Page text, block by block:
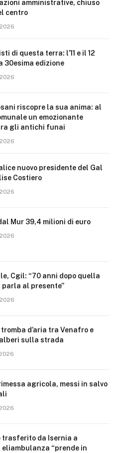
amministrative, chiuso
centro
di questa terra: l’11 e il 12
30esima edizione
riscopre la sua anima: al
un emozionante
gli antichi funai
nuovo presidente del Gal
Costiero
Mur 39,4 milioni di euro
Cgil: “70 anni dopo quella
al presente”
d’aria tra Venafro e
sulla strada
agricola, messi in salvo
trasferito da Isernia a
eliambulanza “prende in